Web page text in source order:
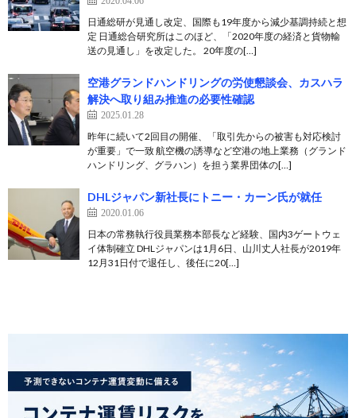
日通総研が見通し改定、国際も19年度から減少基調持続と想
定 日通総合研究所はこのほど、「2020年度の経済と貨物輸
送の見通し」を改定した。 20年度の[…]
空港グランドハンドリングの労使懇談会、カスハラ
解決へ取り組み推進の必要性確認
2025.01.28
昨年に続いて2回目の開催、「取引先からの被害も対応検討
が重要」で一致 航空機の誘導など空港の地上業務（グランド
ハンドリング、グラハン）を担う業界団体の[…]
DHLジャパン新社長にトニー・カーン氏が就任
2020.01.06
日本の常務執行役員業務本部長など経験、国内3ゲートウェ
イ体制確立 DHLジャパンは1月6日、山川丈人社長が2019年
12月31日付で退任し、後任に20[…]